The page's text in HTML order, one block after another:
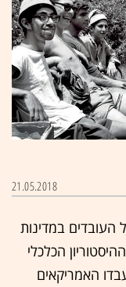
21.05.2018
של העובדים במדינות
הכלכלי
האמריקאים